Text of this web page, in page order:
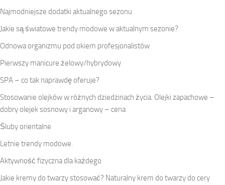
Najmodniejsze dodatki aktualnego sezonu
Jakie są światowe trendy modowe w aktualnym sezonie?
Odnowa organizmu pod okiem profesjonalistów
Pierwszy manicure żelowy/hybrydowy
SPA – co tak naprawdę oferuje?
Stosowanie olejków w różnych dziedzinach życia. Olejki zapachowe –
dobry olejek sosnowy i arganowy – cena
Śluby orientalne
Letnie trendy modowe.
Aktywność fizyczna dla każdego
Jakie kremy do twarzy stosować? Naturalny krem do twarzy do cery